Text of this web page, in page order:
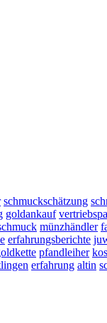
schmuckschätzung
goldankauf
münzhändler
erfahrungsberichte
pfandleiher
erfahrung altin